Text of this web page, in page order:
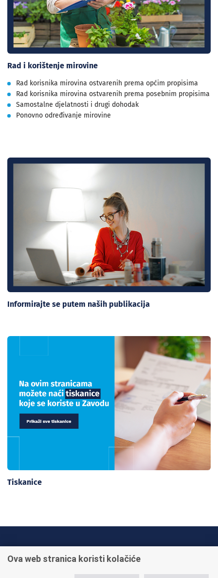
Rad i korištenje mirovine
Rad korisnika mirovina ostvarenih prema općim propisima
Rad korisnika mirovina ostvarenih prema posebnim propisima
Samostalne djelatnosti i drugi dohodak
Ponovno određivanje mirovine
Informirajte se putem naših publikacija
Tiskanice
+385 1 45 95 011
Ova web stranica koristi kolačiće